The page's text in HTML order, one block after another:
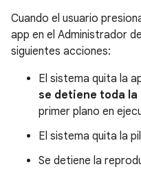
Cuando el usuario
app en el Administrador
siguientes acciones:
El sistema quita la
se detiene toda la
primer plano en
El sistema quita la
Se detiene la